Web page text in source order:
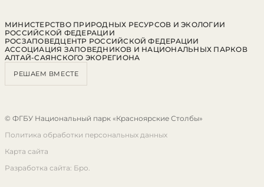
МИНИСТЕРСТВО ПРИРОДНЫХ РЕСУРСОВ И ЭКОЛОГИИ
РОССИЙСКОЙ ФЕДЕРАЦИИ
РОСЗАПОВЕДЦЕНТР РОССИЙСКОЙ ФЕДЕРАЦИИ
АССОЦИАЦИЯ ЗАПОВЕДНИКОВ И НАЦИОНАЛЬНЫХ ПАРКОВ
АЛТАЙ-САЯНСКОГО ЭКОРЕГИОНА
РЕШАЕМ ВМЕСТЕ
© ФГБУ Национальный парк «Красноярские Столбы»
Политика обработки персональных данных
Карта сайта
Разработка сайта: Бро.